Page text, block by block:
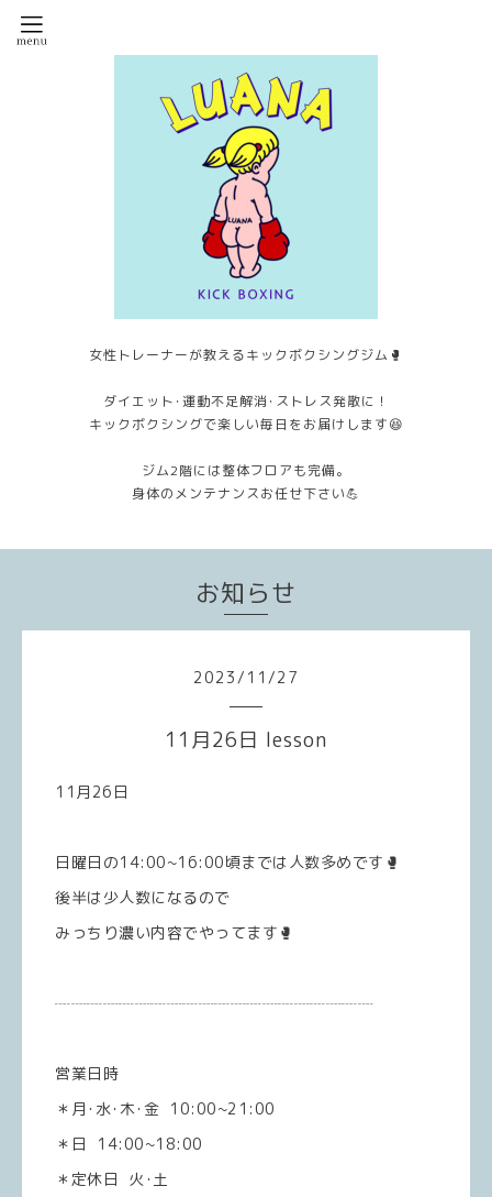
女性トレーナーが教えるキックボクシングジム🥊
ダイエット･運動不足解消･ストレス発散に！
キックボクシングで楽しい毎日をお届けします😆
ジム2階には整体フロアも完備。
身体のメンテナンスお任せ下さい💪
お知らせ
2023/ 11 /27
11月26日 lesson
11月26日
日曜日の14:00~16:00頃までは人数多めです🥊
後半は少人数になるので
みっちり濃い内容でやってます🥊
┈┈┈┈┈┈┈┈┈┈┈┈┈┈┈┈┈┈┈┈
営業日時
＊月･水･木･金 10:00~21:00
＊日 14:00~18:00
＊定休日 火･土